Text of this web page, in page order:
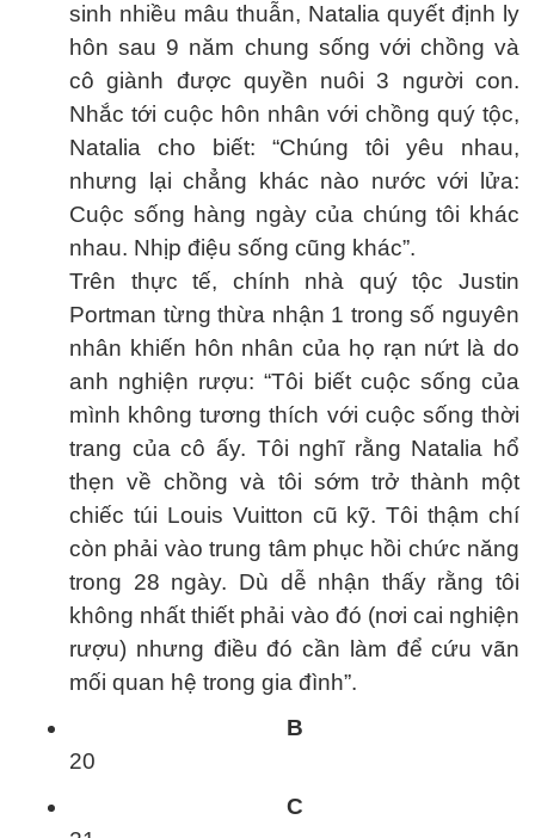
sinh nhiều mâu thuẫn, Natalia quyết định ly
hôn sau 9 năm chung sống với chồng và
cô giành được quyền nuôi 3 người con.
Nhắc tới cuộc hôn nhân với chồng quý tộc,
Natalia cho biết: “Chúng tôi yêu nhau,
nhưng lại chẳng khác nào nước với lửa:
Cuộc sống hàng ngày của chúng tôi khác
nhau. Nhịp điệu sống cũng khác”.
Trên thực tế, chính nhà quý tộc Justin
Portman từng thừa nhận 1 trong số nguyên
nhân khiến hôn nhân của họ rạn nứt là do
anh nghiện rượu: “Tôi biết cuộc sống của
mình không tương thích với cuộc sống thời
trang của cô ấy. Tôi nghĩ rằng Natalia hổ
thẹn về chồng và tôi sớm trở thành một
chiếc túi Louis Vuitton cũ kỹ. Tôi thậm chí
còn phải vào trung tâm phục hồi chức năng
trong 28 ngày. Dù dễ nhận thấy rằng tôi
không nhất thiết phải vào đó (nơi cai nghiện
rượu) nhưng điều đó cần làm để cứu vãn
mối quan hệ trong gia đình”.
B
20
C